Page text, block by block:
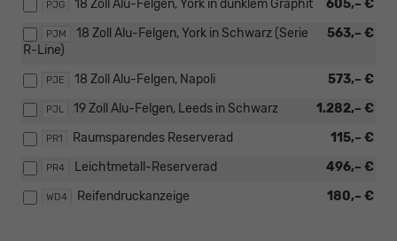
PJG 605,– €
18 Zoll Alu-Felgen, York in dunklem Graphit
PJM 563,– €
18 Zoll Alu-Felgen, York in Schwarz (Serie
R-Line)
PJE 573,– €
18 Zoll Alu-Felgen, Napoli
PJL 1.282,– €
19 Zoll Alu-Felgen, Leeds in Schwarz
PR1 115,– €
Raumsparendes Reserverad
PR4 496,– €
Leichtmetall-Reserverad
WD4 180,– €
Reifendruckanzeige